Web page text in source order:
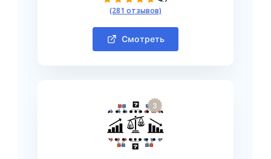
(281 отзывов)
Смотреть
3